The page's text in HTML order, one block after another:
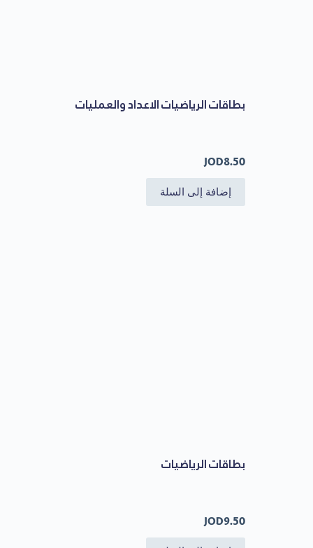
بطاقات الرياضيات الاعداد والعمليات
JOD8.50
إضافة إلى السلة
بطاقات الرياضيات
JOD9.50